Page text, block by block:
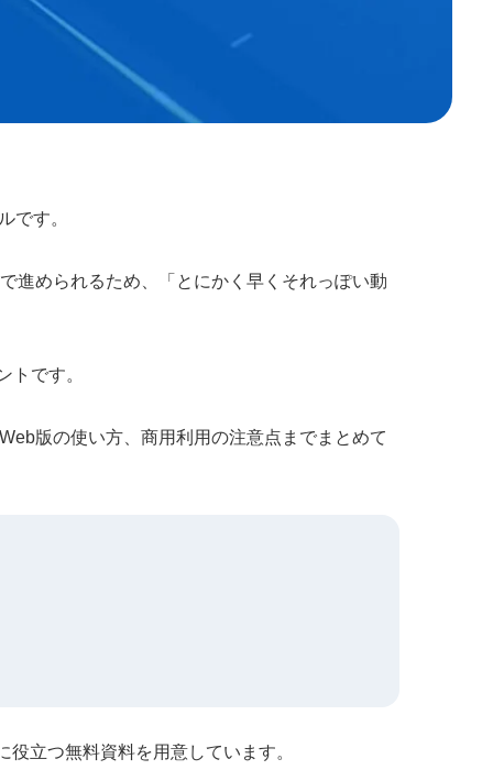
です。
進められるため、「とにかく早くそれっぽい動
トです。
版の使い方、商用利用の注意点までまとめて
立つ無料資料を用意しています。